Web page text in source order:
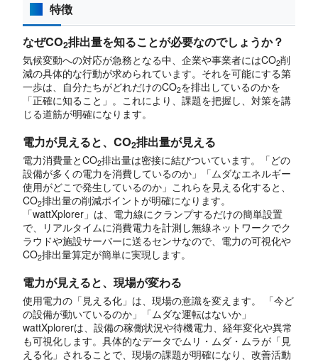
特徴
なぜCO2排出量を知ることが必要なのでしょうか？
気候変動への対応が急務となる中、企業や事業者にはCO2削
減の具体的な行動が求められています。それを可能にする第
一歩は、自分たちがどれだけのCO2を排出しているのかを
「正確に知ること」。これにより、課題を把握し、対策を講
じる道筋が明確になります。
電力が見えると、CO2排出量が見える
電力消費量とCO2排出量は密接に結びついています。「どの
設備が多くの電力を消費しているのか」「ムダなエネルギー
使用がどこで発生しているのか」これらを見える化すると、
CO2排出量の削減ポイントが明確になります。
「wattXplorer」は、電力線にクランプするだけの簡単設置
で、リアルタイムに消費電力を計測し無線ネットワークでク
ラウドや施設サーバーに送るセンサなので、電力の可視化や
CO2排出量算定が簡単に実現します。
電力が見えると、現場が変わる
使用電力の「見える化」は、現場の意識を変えます。 「今ど
の設備が動いているのか」「ムダな運転はないか」
wattXplorerは、設備の稼働状況や待機電力、経年変化や異常
も可視化します。具体的なデータでムリ・ムダ・ムラが「見
える化」されることで、現場の課題が明確になり、改善活動